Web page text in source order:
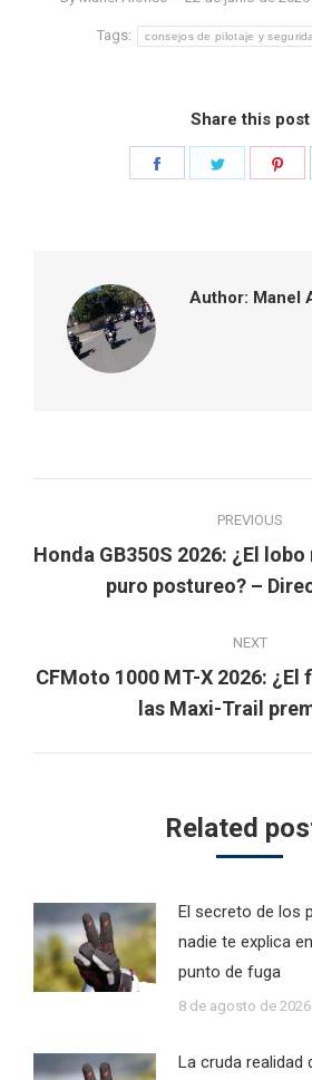
Tags: consejos de pilotaje y
Share this post
Author: Manel
navigation
PREVIOUS
Previous
post:
Honda GB350S 2026: ¿El
puro postureo? –
NEXT
Next
post:
CFMoto 1000 MT-X 2026: ¿El
las Maxi-Trail
Related
El secreto de los
nadie te explica
punto de fuga
8 de agosto de 2026
La cruda realidad